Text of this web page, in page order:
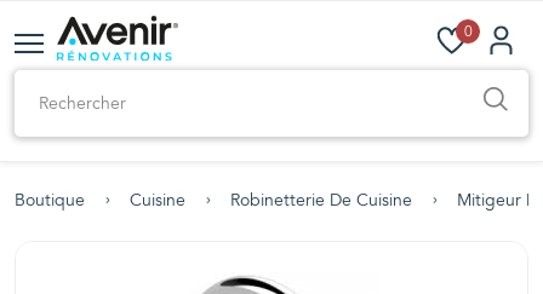
0
Boutique Cuisine Robinetterie De Cuisine Mitigeur